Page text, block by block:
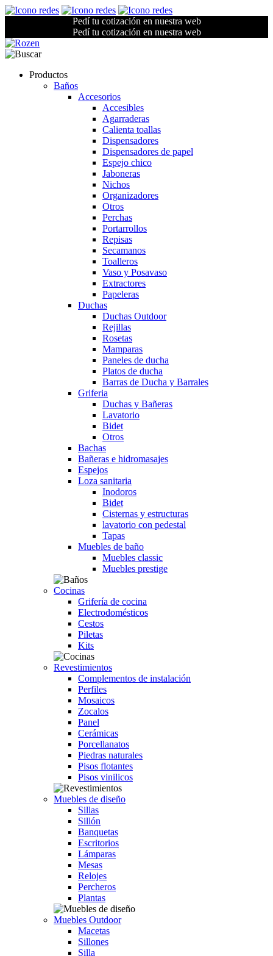
Pedí tu cotización en nuestra web
Pedí tu cotización en nuestra web
Productos
Baños
Accesorios
Accesibles
Agarraderas
Calienta toallas
Dispensadores
Dispensadores de papel
Espejo chico
Jaboneras
Nichos
Organizadores
Otros
Perchas
Portarrollos
Repisas
Secamanos
Toalleros
Vaso y Posavaso
Extractores
Papeleras
Duchas
Duchas Outdoor
Rejillas
Rosetas
Mamparas
Paneles de ducha
Platos de ducha
Barras de Ducha y Barrales
Griferia
Duchas y Bañeras
Lavatorio
Bidet
Otros
Bachas
Bañeras e hidromasajes
Espejos
Loza sanitaria
Inodoros
Bidet
Cisternas y estructuras
lavatorio con pedestal
Tapas
Muebles de baño
Muebles classic
Muebles prestige
Cocinas
Grifería de cocina
Electrodomésticos
Cestos
Piletas
Kits
Revestimientos
Complementos de instalación
Perfiles
Mosaicos
Zocalos
Panel
Cerámicas
Porcellanatos
Piedras naturales
Pisos flotantes
Pisos vinilicos
Muebles de diseño
Sillas
Sillón
Banquetas
Escritorios
Lámparas
Mesas
Relojes
Percheros
Plantas
Muebles Outdoor
Macetas
Sillones
Silla